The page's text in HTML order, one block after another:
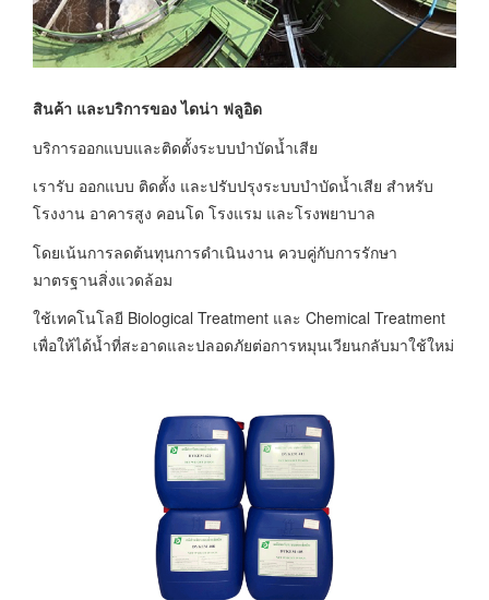
สินค้า และบริการของ ไดน่า ฟลูอิด
บริการออกแบบและติดตั้งระบบบำบัดน้ำเสีย
เรารับ ออกแบบ ติดตั้ง และปรับปรุงระบบบำบัดน้ำเสีย สำหรับ
โรงงาน อาคารสูง คอนโด โรงแรม และโรงพยาบาล
โดยเน้นการลดต้นทุนการดำเนินงาน ควบคู่กับการรักษา
มาตรฐานสิ่งแวดล้อม
ใช้เทคโนโลยี Biological Treatment และ Chemical Treatment
เพื่อให้ได้น้ำที่สะอาดและปลอดภัยต่อการหมุนเวียนกลับมาใช้ใหม่